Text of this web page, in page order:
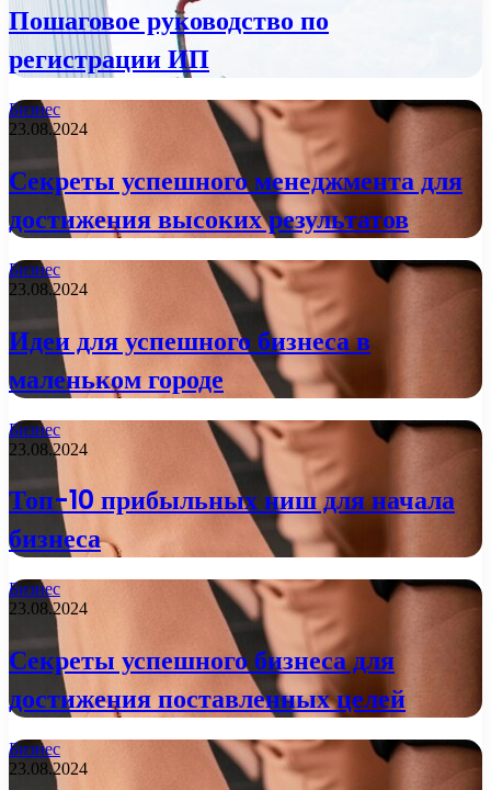
Пошаговое руководство по
регистрации ИП
Бизнес
23.08.2024
Секреты успешного менеджмента для
достижения высоких результатов
Бизнес
23.08.2024
Идеи для успешного бизнеса в
маленьком городе
Бизнес
23.08.2024
Топ-10 прибыльных ниш для начала
бизнеса
Бизнес
23.08.2024
Секреты успешного бизнеса для
достижения поставленных целей
Бизнес
23.08.2024